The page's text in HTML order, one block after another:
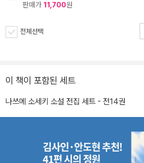
판매가 11,700원
전체선택
이 책이 포함된 세트
나쓰메 소세키 소설 전집 세트 - 전14권